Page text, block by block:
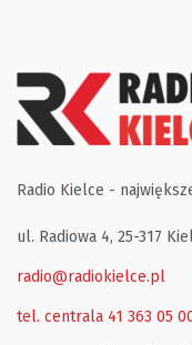
Radio Kielce -
ul. Radiowa 4, 25-317
radio@radiokielce.pl
tel. centrala 41 363 05